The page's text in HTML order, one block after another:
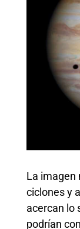
La imagen
ciclones y
acercan lo
podrían